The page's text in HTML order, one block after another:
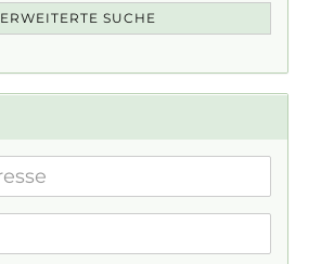
ERWEITERTE SUCHE